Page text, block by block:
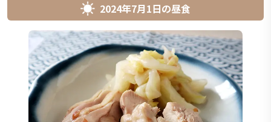
2024年7月1日の昼食